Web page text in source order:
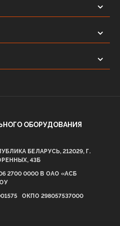
ОБОРУДОВАНИЯ
БЕЛАРУСЬ, 212029, Г.
43Б
2700 0000 В ОАО «АСБ
ОКПО 298057537000